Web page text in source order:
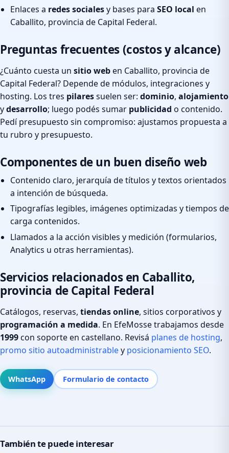
Enlaces a redes socialesy bases para SEO local en
Caballito, provincia de Capital Federal.
Preguntas frecuentes (costos y alcance)
¿Cuánto cuesta un sitio weben Caballito, provincia de
Capital Federal? Depende de módulos, integraciones y
hosting. Los tres pilaressuelen ser: dominio, alojamiento
ydesarrollo; luego podés sumar publicidad o contenido.
Pedí presupuesto sin compromiso: ajustamos propuesta a
tu rubro y presupuesto.
Componentes de un buen diseño web
Contenido claro, jerarquía de títulos y textos orientados
a intención de búsqueda.
Tipografías legibles, imágenes optimizadas y tiempos de
carga contenidos.
Llamados a la acción visibles y medición (formularios,
Analytics u otras herramientas).
Servicios relacionados en Caballito,
provincia de Capital Federal
Catálogos, reservas, tiendas online, sitios corporativos y
programación a medida. En EfeMosse trabajamos desde
1999con soporte en castellano. Revisá planes de hosting,
promo sitio autoadministrabley posicionamiento SEO.
WhatsApp Formulario de contacto
También te puede interesar